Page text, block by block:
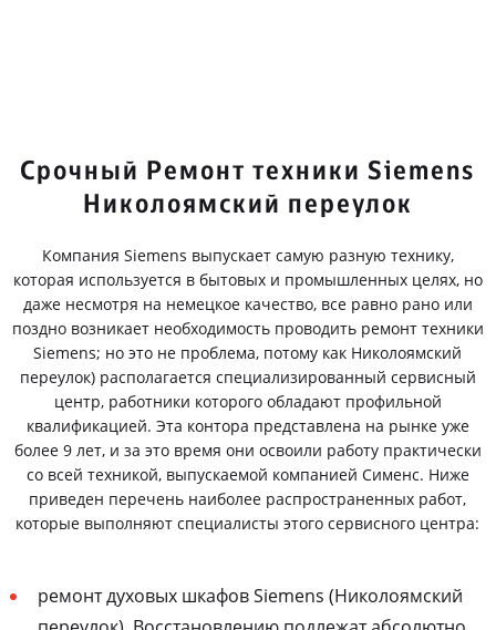
Срочный Ремонт техники Siemens
Николоямский переулок
Компания Siemens выпускает самую разную технику,
которая используется в бытовых и промышленных целях, но
даже несмотря на немецкое качество, все равно рано или
поздно возникает необходимость проводить ремонт техники
Siemens; но это не проблема, потому как Николоямский
переулок) располагается специализированный сервисный
центр, работники которого обладают профильной
квалификацией. Эта контора представлена на рынке уже
более 9 лет, и за это время они освоили работу практически
со всей техникой, выпускаемой компанией Сименс. Ниже
приведен перечень наиболее распространенных работ,
которые выполняют специалисты этого сервисного центра:
ремонт духовых шкафов Siemens (Николоямский